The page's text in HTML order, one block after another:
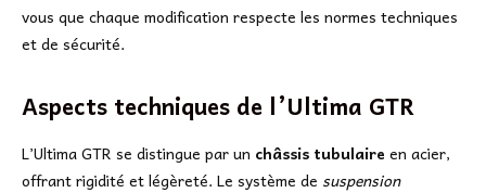
vous que chaque modification respecte les normes techniques
et de sécurité.
Aspects techniques de l’Ultima GTR
L’Ultima GTR se distingue par un châssis tubulaire en acier,
offrant rigidité et légèreté. Le système de suspension